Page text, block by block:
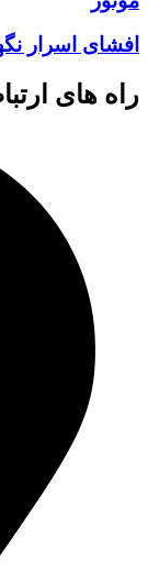
افشای اسرار
راه های